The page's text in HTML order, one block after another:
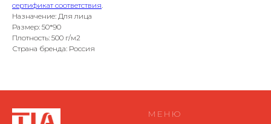
сертификат соответствия.
Назначение: Для лица
Размер: 50*90
Плотность: 500 г/м2
Страна бренда: Россия
МЕНЮ